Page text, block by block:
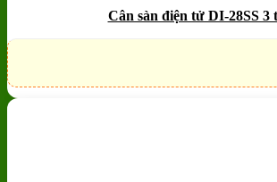
Cân sàn điện tử DI-28SS 3